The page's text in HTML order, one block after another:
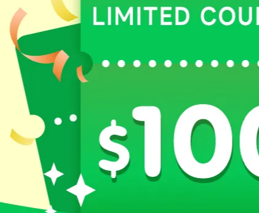
❝營養師挑選保健食品的秘訣❞
您如何正確挑選：
研究證明